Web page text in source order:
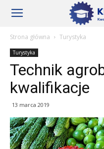
Szkoły
KKZ
Aktualności
Strona główna Turystyka
Turystyka
Technik
kwalifikacje
13 marca 2019